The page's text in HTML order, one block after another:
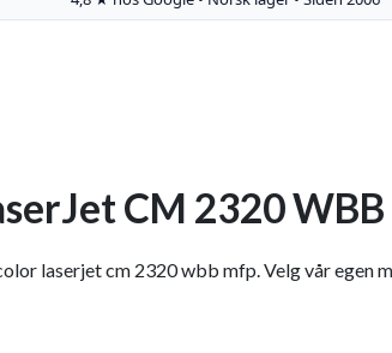
CM 2320
laserjet cm 2320 wbb mfp. Velg vår egen